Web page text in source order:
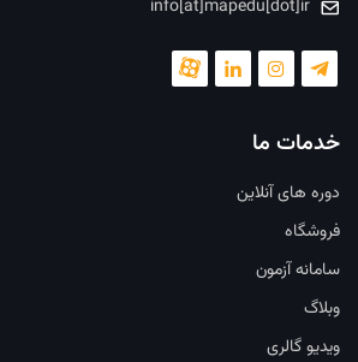
info[at]mapedu[dot]ir
خدمات ما
دوره های آنلاین
فروشگاه
سامانه آزمون
وبلاگ
ویدیو گالری